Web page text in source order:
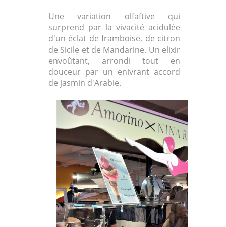
Une variation olfaftive qui
surprend par la vivacité acidulée
d'un éclat de framboise, de citron
de Sicile et de Mandarine. Un elixir
envoûtant, arrondi tout en
douceur par un enivrant accord
de jasmin d'Arabie.